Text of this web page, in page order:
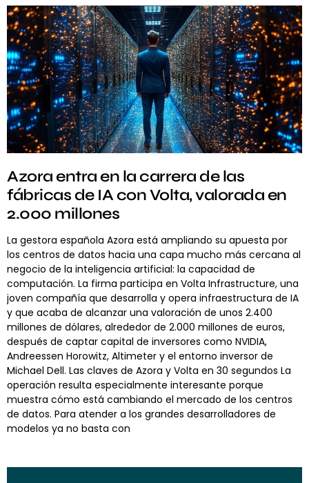
Azora entra en la carrera de las
fábricas de IA con Volta, valorada en
2.000 millones
La gestora española Azora está ampliando su apuesta por
los centros de datos hacia una capa mucho más cercana al
negocio de la inteligencia artificial: la capacidad de
computación. La firma participa en Volta Infrastructure, una
joven compañía que desarrolla y opera infraestructura de IA
y que acaba de alcanzar una valoración de unos 2.400
millones de dólares, alrededor de 2.000 millones de euros,
después de captar capital de inversores como NVIDIA,
Andreessen Horowitz, Altimeter y el entorno inversor de
Michael Dell. Las claves de Azora y Volta en 30 segundos La
operación resulta especialmente interesante porque
muestra cómo está cambiando el mercado de los centros
de datos. Para atender a los grandes desarrolladores de
modelos ya no basta con